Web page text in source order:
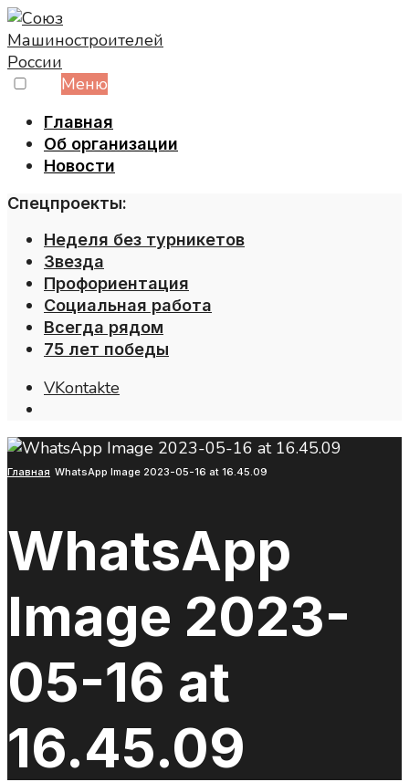
Skip
to
content
Меню
Главная
Об организации
Новости
Спецпроекты:
Неделя без турникетов
Звезда
Профориентация
Социальная работа
Всегда рядом
75 лет победы
VKontakte
Window
Главная WhatsApp Image 2023-05-16 at 16.45.09
WhatsApp
Image 2023-
05-16 at
16.45.09